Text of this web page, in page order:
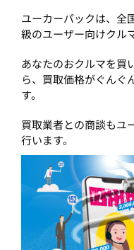
ユーカーパックは、全
級のユーザー向けクル
あなたのおクルマを買
ら、買取価格がぐんぐ
す。
買取業者との商談もユ
行います。